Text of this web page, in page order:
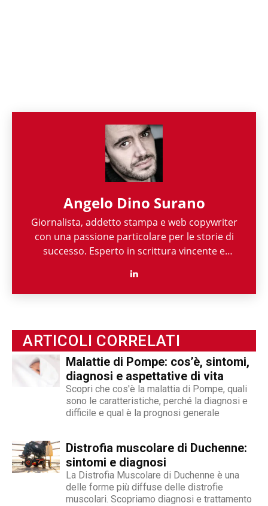
Angelo Dino Surano
Giornalista, addetto stampa e web copywriter
con una passione particolare per le storie di
successo. Esperto in scrittura vincente e
parola e delle sue innumerevoli sfaccettature
dal 1983. La vita gli ha messo davanti sfide
Secondo la sua forma mentis, il contenuto
migliore è quello che deve ancora scrivere.
ARTICOLI CORRELATI
Malattie di Pompe: cos’è, sintomi,
diagnosi e aspettative di vita
Scopri che cos'è la malattia di Pompe, quali
sono le caratteristiche, perché la diagnosi e
difficile e qual è la prognosi generale
Distrofia muscolare di Duchenne:
sintomi e diagnosi
La Distrofia Muscolare di Duchenne è una
delle forme più diffuse delle distrofie
muscolari. Scopriamo diagnosi e trattamento